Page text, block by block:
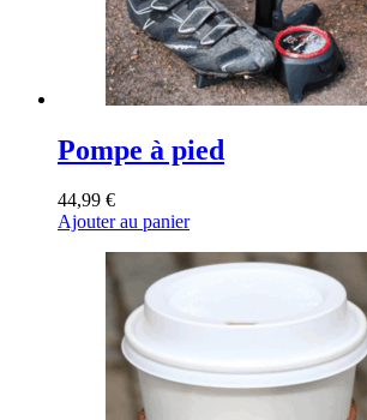
Pompe à pied
44,99 €
Ajouter au panier